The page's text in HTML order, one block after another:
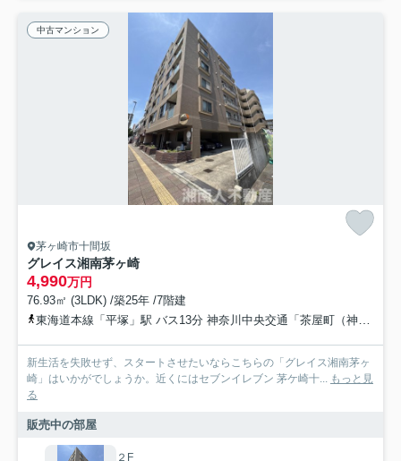
中古マンション
茅ヶ崎市十間坂
グレイス湘南茅ヶ崎
4,990万円
76.93㎡ (3LDK) /築25年 /7階建
東海道本線「平塚」駅 バス13分 神奈川中央交通「茶屋町（神奈川県）」 停歩2分
新生活を失敗せず、スタートさせたいならこちらの「グレイス湘南茅ヶ
崎」はいかがでしょうか。近くにはセブンイレブン 茅ケ崎十... もっと見
る
販売中の部屋
２F